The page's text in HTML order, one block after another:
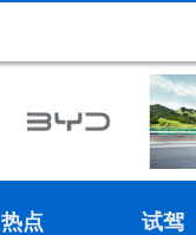
热点 试驾